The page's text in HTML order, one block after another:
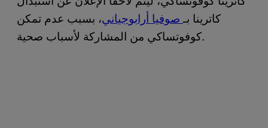
كاترينا بـ صوفيا أرابوجياني، بسبب عدم تمكن
كوفوتساكي من المشاركة لأسباب صحية.